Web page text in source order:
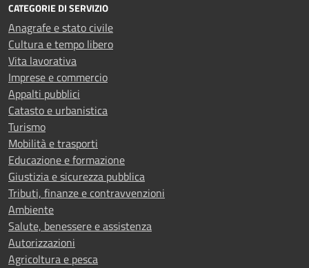
CATEGORIE DI SERVIZIO
Anagrafe e stato civile
Cultura e tempo libero
Vita lavorativa
Imprese e commercio
Appalti pubblici
Catasto e urbanistica
Turismo
Mobilità e trasporti
Educazione e formazione
Giustizia e sicurezza pubblica
Tributi, finanze e contravvenzioni
Ambiente
Salute, benessere e assistenza
Autorizzazioni
Agricoltura e pesca